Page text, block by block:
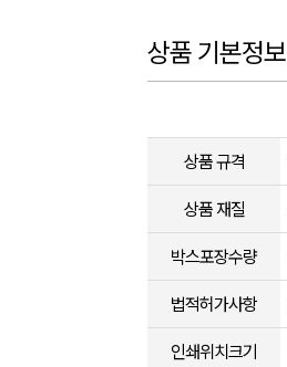
상품 기본정보
상품 규격
상품 재질
박스포장수량
법적허가사항
인쇄위치크기